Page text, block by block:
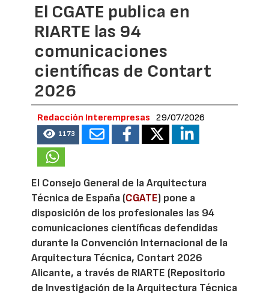
El CGATE publica en
RIARTE las 94
comunicaciones
científicas de Contart
2026
Redacción Interempresas 29/07/2026
1173
El Consejo General de la Arquitectura
Técnica de España (CGATE) pone a
disposición de los profesionales las 94
comunicaciones científicas defendidas
durante la Convención Internacional de la
Arquitectura Técnica, Contart 2026
Alicante, a través de RIARTE (Repositorio
de Investigación de la Arquitectura Técnica